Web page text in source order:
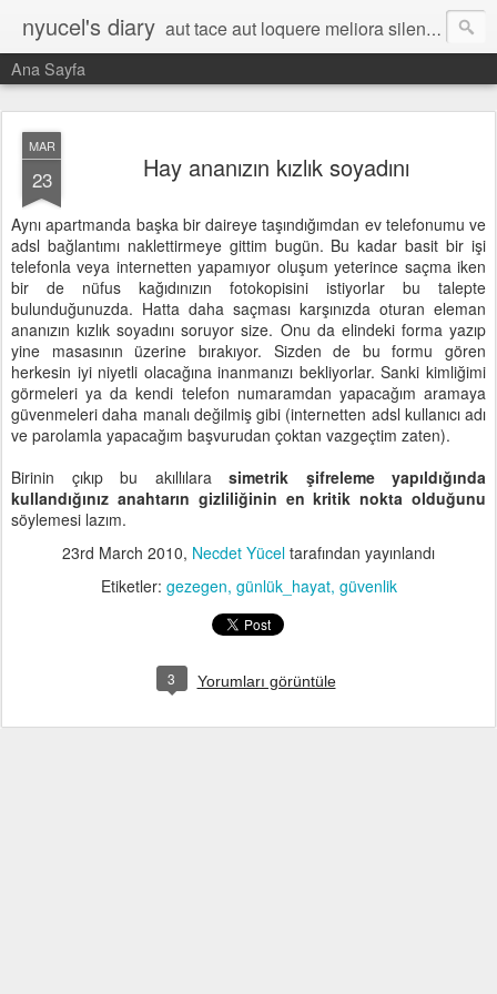
nyucel's diary aut tace aut loquere meliora silentio
Ana Sayfa
MAR
23 Hay ananızın kızlık soyadını
Aynı apartmanda başka bir daireye taşındığımdan ev telefonumu ve
adsl bağlantımı naklettirmeye gittim bugün. Bu kadar basit bir işi
telefonla veya internetten yapamıyor oluşum yeterince saçma iken
bir de nüfus kağıdınızın fotokopisini istiyorlar bu talepte
bulunduğunuzda. Hatta daha saçması karşınızda oturan eleman
ananızın kızlık soyadını soruyor size. Onu da elindeki forma yazıp
yine masasının üzerine bırakıyor. Sizden de bu formu gören
herkesin iyi niyetli olacağına inanmanızı bekliyorlar. Sanki kimliğimi
görmeleri ya da kendi telefon numaramdan yapacağım aramaya
güvenmeleri daha manalı değilmiş gibi (internetten adsl kullanıcı adı
ve parolamla yapacağım başvurudan çoktan vazgeçtim zaten).
Birinin çıkıp bu akıllılara simetrik şifreleme yapıldığında
kullandığınız anahtarın gizliliğinin en kritik nokta olduğunu
söylemesi lazım.
23rd March 2010, Necdet Yücel tarafından yayınlandı
Etiketler: gezegen günlük_hayat güvenlik
3 Yorumları görüntüle